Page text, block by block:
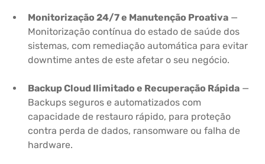
Monitorização 24/7 e Manutenção Proativa —
Monitorização contínua do estado de saúde dos
sistemas, com remediação automática para evitar
downtime antes de este afetar o seu negócio.
Backup Cloud Ilimitado e Recuperação Rápida —
Backups seguros e automatizados com
capacidade de restauro rápido, para proteção
contra perda de dados, ransomware ou falha de
hardware.